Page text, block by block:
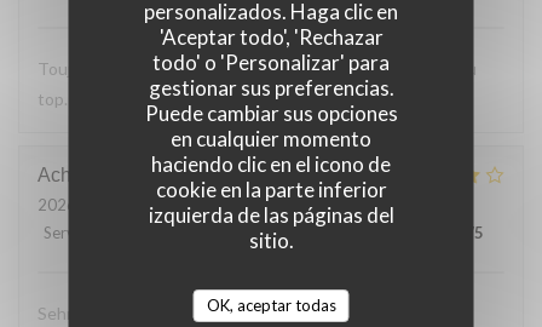
personalizados. Haga clic en
'Aceptar todo', 'Rechazar
todo' o 'Personalizar' para
gestionar sus preferencias.
Puede cambiar sus opciones
en cualquier momento
haciendo clic en el icono de
cookie en la parte inferior
izquierda de las páginas del
sitio.
OK, aceptar todas
Toujours Aussi bon avec les produits locaux, l'accueil et au
top. Lo
Achim
2026-07-24
- 19:30 - Invitados 2
Servicio
Ambiente Menú : /5 /5
Sehr leckeres 3 Gang Menü mit guten Preis